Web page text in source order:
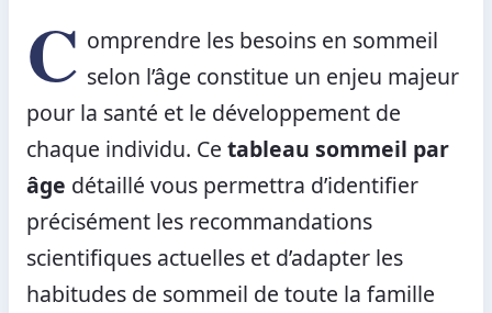
C omprendre les besoins en sommeil
selon l’âge constitue un enjeu majeur
pour la santé et le développement de
chaque individu. Ce tableau sommeil par
âge détaillé vous permettra d’identifier
précisément les recommandations
scientifiques actuelles et d’adapter les
habitudes de sommeil de toute la famille